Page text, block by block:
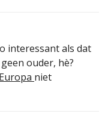
interessant als dat
ouder, hè?
niet